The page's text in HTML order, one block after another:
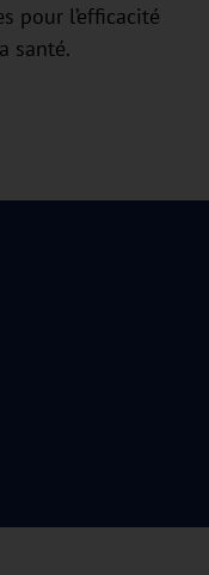
pour l’efficacité
santé.